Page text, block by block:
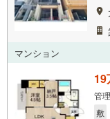
マンション
19
管
敷